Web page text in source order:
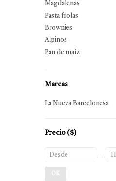
Magdalenas
Pasta frolas
Brownies
Alpinos
Pan de maíz
Marcas
La Nueva Barcelonesa
Precio ($)
OK